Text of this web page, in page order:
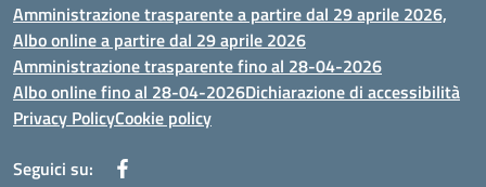
Amministrazione trasparente a partire dal 29 aprile 2026,
Albo online a partire dal 29 aprile 2026
Amministrazione trasparente fino al 28-04-2026
Albo online fino al 28-04-2026Dichiarazione di accessibilità
Privacy PolicyCookie policy
Seguici su: